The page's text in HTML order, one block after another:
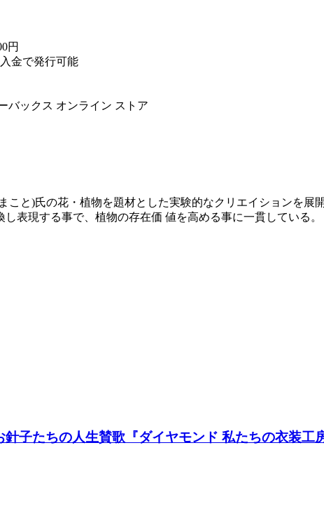
円
金で発行可能
バックス オンライン ストア
と)氏の花・植物を題材とした実験的なクリエイションを展
表現する事で、植物の存在価 値を高める事に一貫している。
子たちの人生賛歌『ダイヤモンド 私たちの衣装工